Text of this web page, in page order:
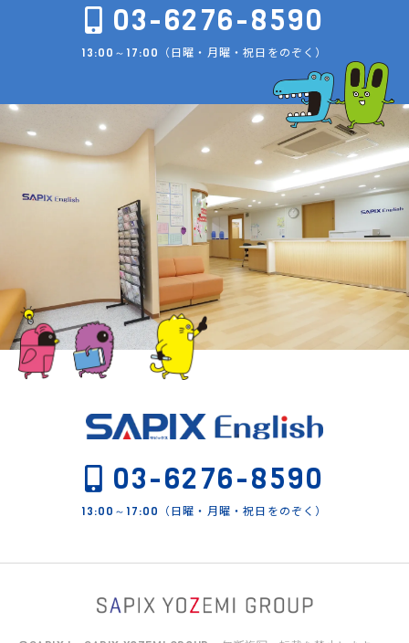
03-6276-8590
13:00～17:00 （日曜・月曜・祝日をのぞく）
03-6276-8590
13:00～17:00 （日曜・月曜・祝日をのぞく）